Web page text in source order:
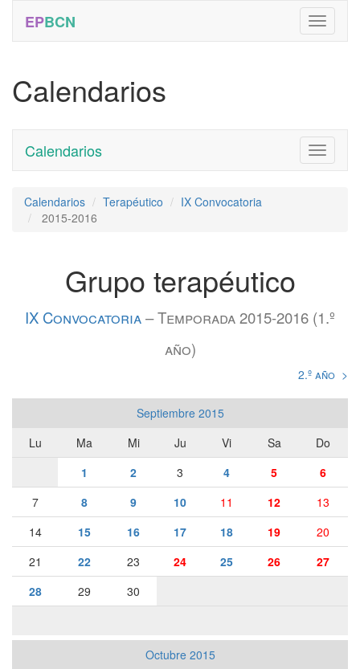
EPBCN
Calendarios
Toggle
Calendarios
Calendarios Terapéutico
IX Convocatoria
2015-2016
Grupo terapéutico
IX Convocatoria– Temporada 2015-2016 (1.º
año)
2.º año >
Septiembre 2015
Lu
Ma Mi Ju Vi Sa
Do
1
2 3 4 5
6
7
8 9 10 11 12
13
14
15 16 17 18 19
20
21
22 23 24 25 26
27
28
29 30
Octubre 2015